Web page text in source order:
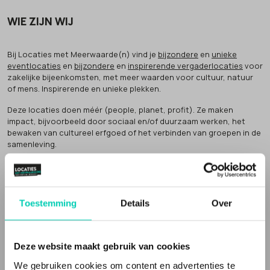
Toestemming Details Over
Deze website maakt gebruik van cookies
We gebruiken cookies om content en advertenties te
WIE ZIJN WIJ
Bij Locaties met Meerwaarde(n) vind je bijzondere en unieke
eventlocaties en bijzondere en inspirerende vergaderlocaties voor
zakelijke bijeenkomsten, met meer waarden voor cultuur, natuur
of mens. Inspirerende en unieke plekken.
Deze locaties doen méér (people, planet, profit). Ze maken
impact, bijvoorbeeld door sociaal en/of duurzaam werken, het
bewaken van cultureel erfgoed of het verbinden van groepen in de
samenleving.
Dat noemen wij
'meer waarden' voor natuur, cultuur of mens.
Een Locatie met Meerwaarde(n) vertelt een verhaal. Vaak zijn de
vergaderlocaties en evenementenlocaties gevestigd in een
en/of inrichting is niet standaard. Het zijn
unieke locaties
verhaal, die echt iets toevoegen aan je evenement of bijeenkomst.